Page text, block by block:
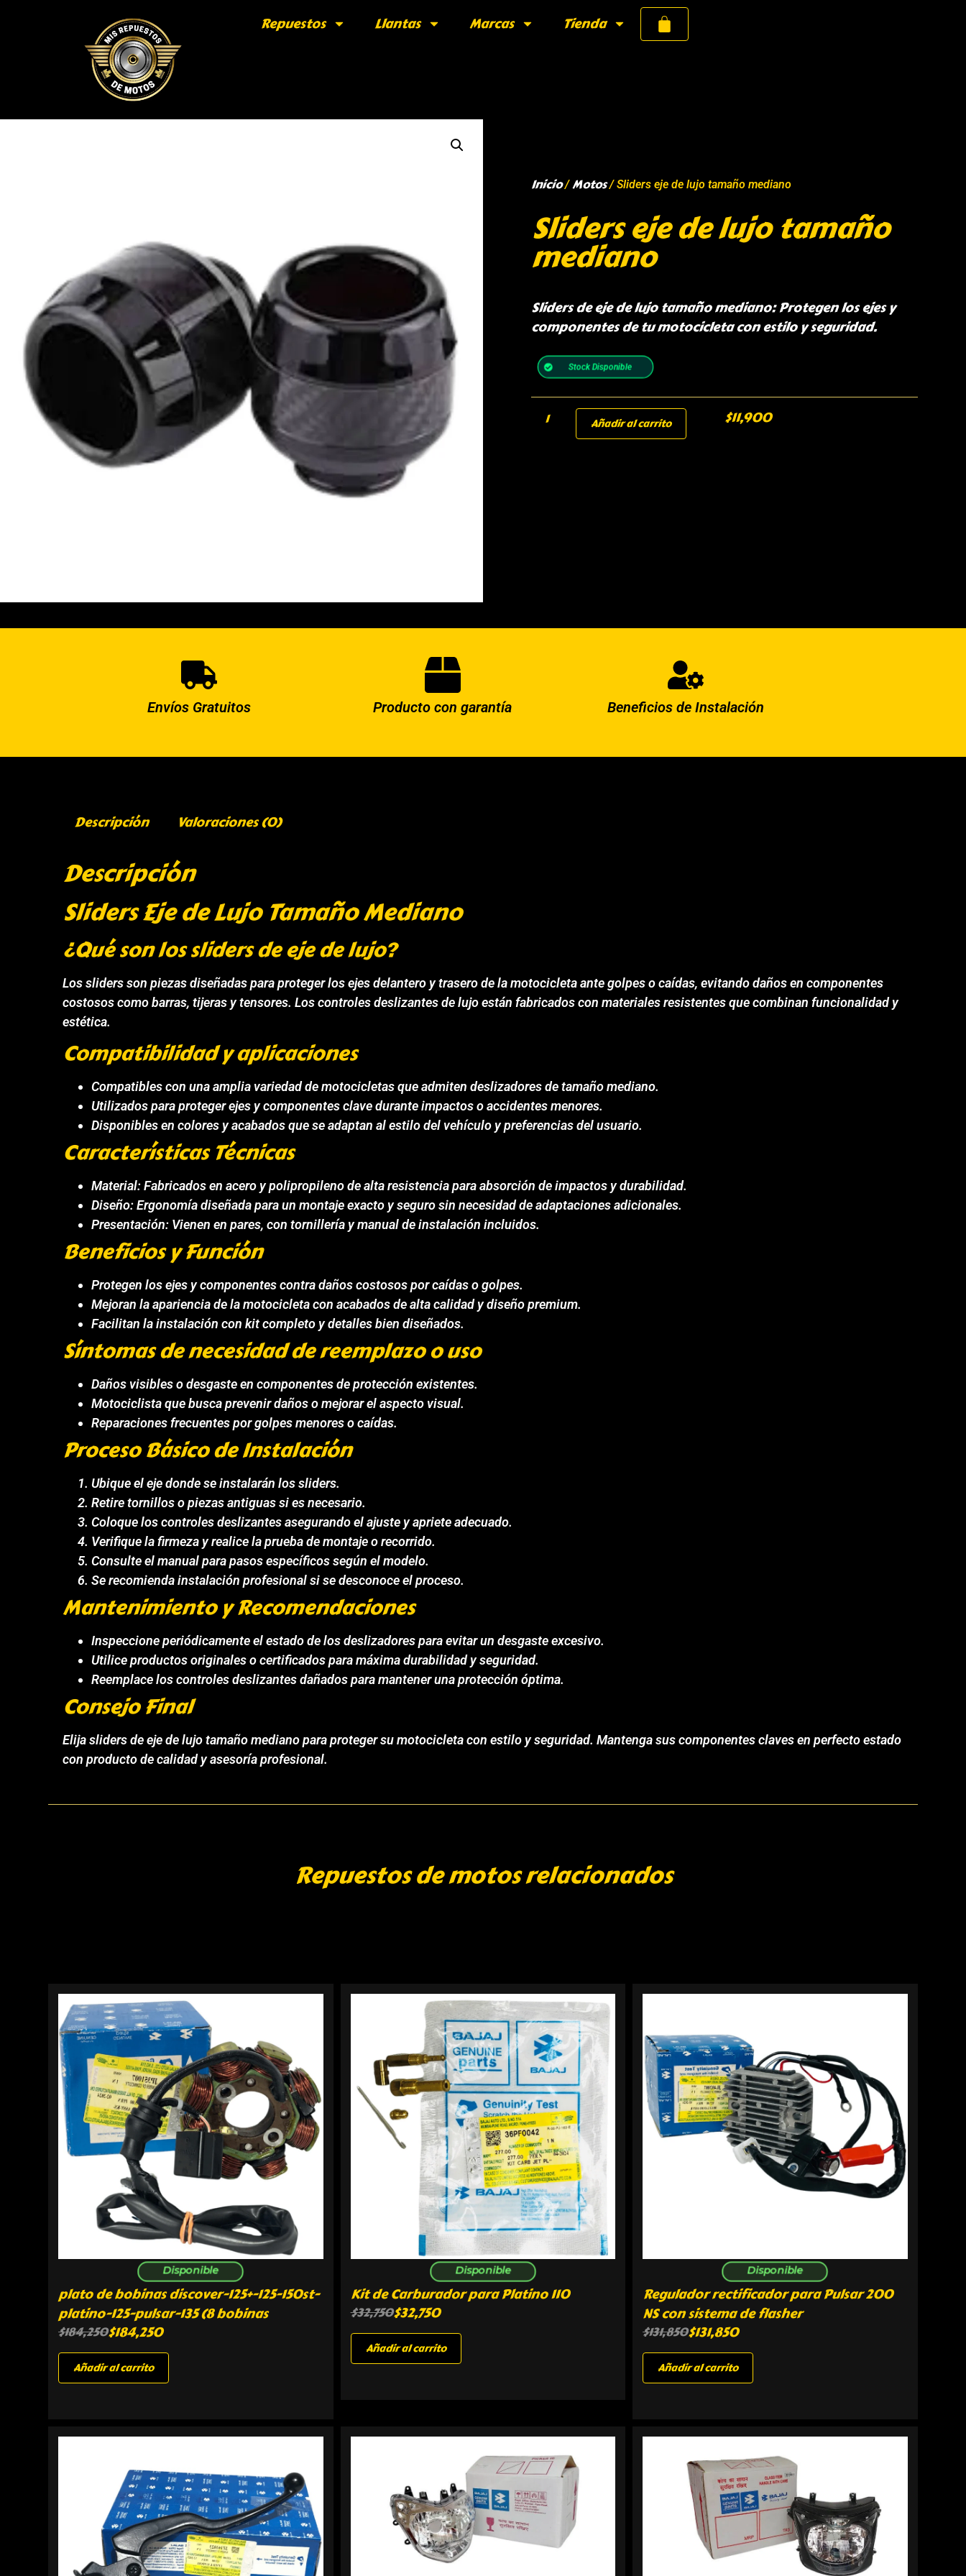
Repuestos Llantas Marcas Tienda
Inicio/Motos/ Sliders eje de lujo tamaño mediano
Sliders eje de lujo tamaño
mediano
Sliders de eje de lujo tamaño mediano: Protegen los ejes y
componentes de tu motocicleta con estilo y seguridad.
Stock Disponible
$11,900
Añadir al carrito
Envíos Gratuitos Producto con garantía Beneficios de Instalación
Descripción Valoraciones (0)
Descripción
Sliders Eje de Lujo Tamaño Mediano
¿Qué son los sliders de eje de lujo?
Los sliders son piezas diseñadas para proteger los ejes delantero y trasero de la motocicleta ante golpes o caídas, evitando daños en componentes
costosos como barras, tijeras y tensores. Los controles deslizantes de lujo están fabricados con materiales resistentes que combinan funcionalidad y
estética.
Compatibilidad y aplicaciones
Compatibles con una amplia variedad de motocicletas que admiten deslizadores de tamaño mediano.
Utilizados para proteger ejes y componentes clave durante impactos o accidentes menores.
Disponibles en colores y acabados que se adaptan al estilo del vehículo y preferencias del usuario.
Características Técnicas
Material: Fabricados en acero y polipropileno de alta resistencia para absorción de impactos y durabilidad.
Diseño: Ergonomía diseñada para un montaje exacto y seguro sin necesidad de adaptaciones adicionales.
Presentación: Vienen en pares, con tornillería y manual de instalación incluidos.
Beneficios y Función
Protegen los ejes y componentes contra daños costosos por caídas o golpes.
Mejoran la apariencia de la motocicleta con acabados de alta calidad y diseño premium.
Facilitan la instalación con kit completo y detalles bien diseñados.
Síntomas de necesidad de reemplazo o uso
Daños visibles o desgaste en componentes de protección existentes.
Motociclista que busca prevenir daños o mejorar el aspecto visual.
Reparaciones frecuentes por golpes menores o caídas.
Proceso Básico de Instalación
Ubique el eje donde se instalarán los sliders.
Retire tornillos o piezas antiguas si es necesario.
Coloque los controles deslizantes asegurando el ajuste y apriete adecuado.
Verifique la firmeza y realice la prueba de montaje o recorrido.
Consulte el manual para pasos específicos según el modelo.
Se recomienda instalación profesional si se desconoce el proceso.
Mantenimiento y Recomendaciones
Inspeccione periódicamente el estado de los deslizadores para evitar un desgaste excesivo.
Utilice productos originales o certificados para máxima durabilidad y seguridad.
Reemplace los controles deslizantes dañados para mantener una protección óptima.
Consejo Final
Elija sliders de eje de lujo tamaño mediano para proteger su motocicleta con estilo y seguridad. Mantenga sus componentes claves en perfecto estado
con producto de calidad y asesoría profesional.
Repuestos de motos relacionados
Disponible
plato de bobinas discover-125+-125-150st-
platino-125-pulsar-135 (8 bobinas
$184,250$184,250
Añadir al carrito
Disponible
Kit de Carburador para Platino 110
$32,750$32,750
Añadir al carrito
Disponible
Regulador rectificador para Pulsar 200
NS con sistema de flasher
$131,850$131,850
Añadir al carrito